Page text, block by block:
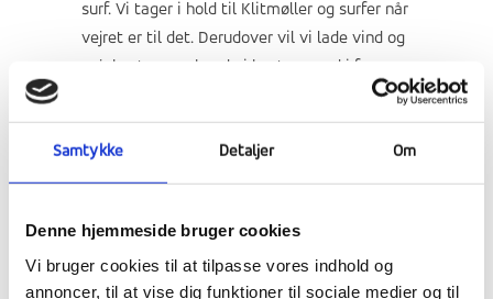
Samtykke Detaljer Om
Denne hjemmeside bruger cookies
Vi bruger cookies til at tilpasse vores indhold og
annoncer, til at vise dig funktioner til sociale medier og til
surf. Vi tager i hold til Klitmøller og surfer når
vejret er til det. Derudover vil vi lade vind og
vejr bestemme hvad vi kaster os ud i fra
gang til gang – men du skal være klar på at
trodse det danske vejr og hoppe på vandet i
alt slags vejr.
Windsurfing ved Trend